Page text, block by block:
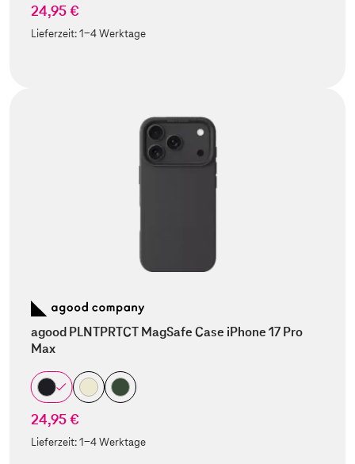
24,95 €
Lieferzeit:1-4 Werktage
agood PLNTPRTCT MagSafe Case iPhone 17 Pro
Max
24,95 €
Lieferzeit:1-4 Werktage